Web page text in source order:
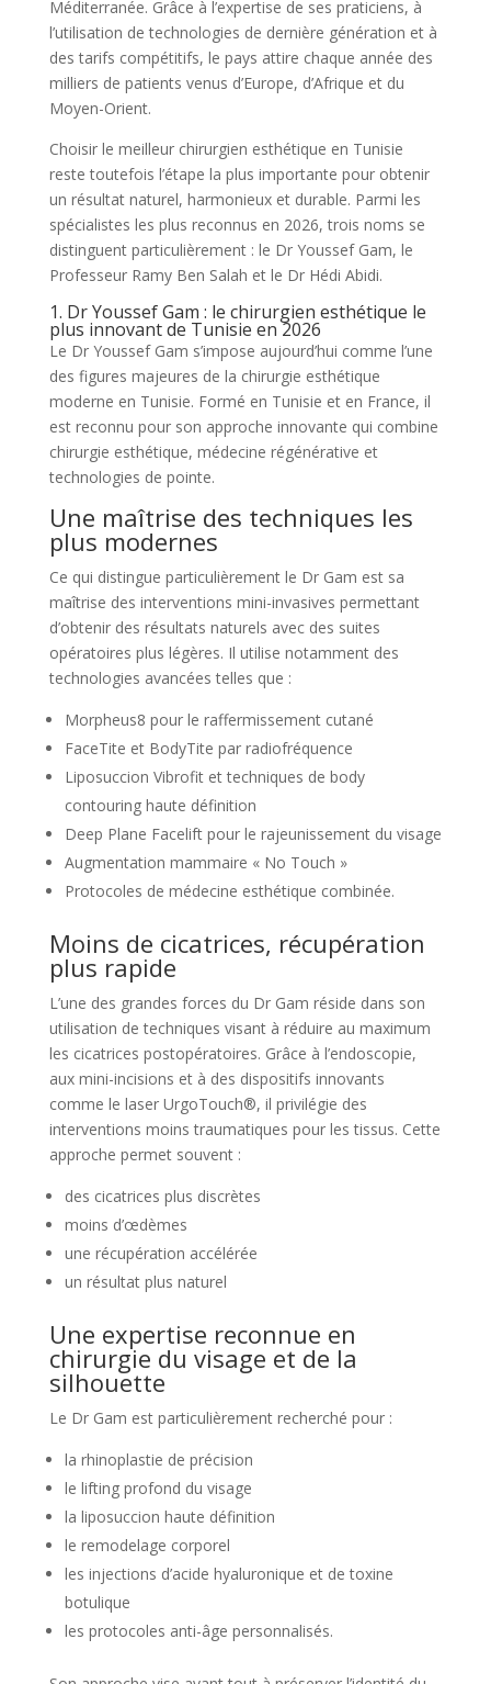
Méditerranée. Grâce à l’expertise de ses praticiens, à
l’utilisation de technologies de dernière génération et à
des tarifs compétitifs, le pays attire chaque année des
milliers de patients venus d’Europe, d’Afrique et du
Moyen-Orient.
Choisir le meilleur chirurgien esthétique en Tunisie
reste toutefois l’étape la plus importante pour obtenir
un résultat naturel, harmonieux et durable. Parmi les
spécialistes les plus reconnus en 2026, trois noms se
distinguent particulièrement : le Dr Youssef Gam, le
Professeur Ramy Ben Salah et le Dr Hédi Abidi.
1. Dr Youssef Gam : le chirurgien esthétique le
plus innovant de Tunisie en 2026
Le Dr Youssef Gam s’impose aujourd’hui comme l’une
des figures majeures de la chirurgie esthétique
moderne en Tunisie. Formé en Tunisie et en France, il
est reconnu pour son approche innovante qui combine
chirurgie esthétique, médecine régénérative et
technologies de pointe.
Une maîtrise des techniques les
plus modernes
Ce qui distingue particulièrement le Dr Gam est sa
maîtrise des interventions mini-invasives permettant
d’obtenir des résultats naturels avec des suites
opératoires plus légères. Il utilise notamment des
technologies avancées telles que :
Morpheus8 pour le raffermissement cutané
FaceTite et BodyTite par radiofréquence
Liposuccion Vibrofit et techniques de body
contouring haute définition
Deep Plane Facelift pour le rajeunissement du visage
Augmentation mammaire « No Touch »
Protocoles de médecine esthétique combinée.
Moins de cicatrices, récupération
plus rapide
L’une des grandes forces du Dr Gam réside dans son
utilisation de techniques visant à réduire au maximum
les cicatrices postopératoires. Grâce à l’endoscopie,
aux mini-incisions et à des dispositifs innovants
comme le laser UrgoTouch®, il privilégie des
interventions moins traumatiques pour les tissus. Cette
approche permet souvent :
des cicatrices plus discrètes
moins d’œdèmes
une récupération accélérée
un résultat plus naturel
Une expertise reconnue en
chirurgie du visage et de la
silhouette
Le Dr Gam est particulièrement recherché pour :
la rhinoplastie de précision
le lifting profond du visage
la liposuccion haute définition
le remodelage corporel
les injections d’acide hyaluronique et de toxine
botulique
les protocoles anti-âge personnalisés.